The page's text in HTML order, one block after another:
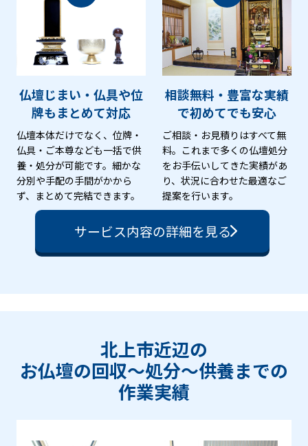
仏壇じまい・仏具や位
牌もまとめて対応
仏壇本体だけでなく、位牌・
仏具・ご本尊なども一括で供
養・処分が可能です。細かな
分別や手配の手間がかから
ず、まとめて完結できます。
相談無料・豊富な実績
で初めてでも安心
ご相談・お見積りはすべて無
料。これまで多くの仏壇処分
をお手伝いしてきた実績があ
り、状況に合わせた最適なご
提案を行います。
サービス内容の詳細を見る
北上市近辺の
お仏壇の回収〜処分〜供養までの
作業実績